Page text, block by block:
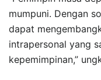
mumpuni. Dengan
dapat
intrapersonal yang
kepemimpinan,”